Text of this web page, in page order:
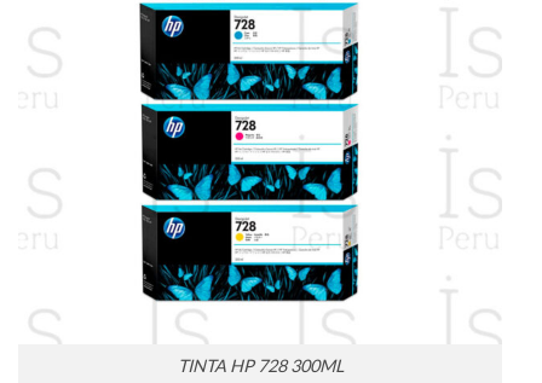
TINTA HP 728 300ML